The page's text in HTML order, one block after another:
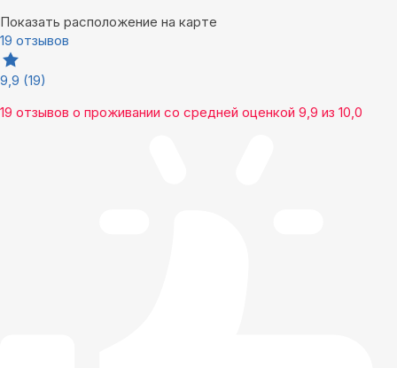
Показать расположение на карте
19 отзывов
9,9 (19)
19 отзывов о проживании со средней оценкой 9,9 из 10,0